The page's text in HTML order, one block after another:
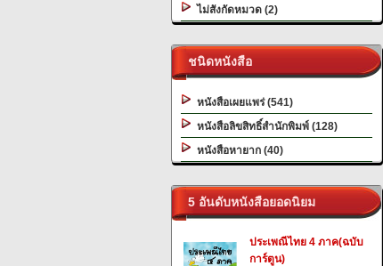
ไม่สังกัดหมวด (2)
ชนิดหนังสือ
หนังสือเผยแพร่ (541)
หนังสือลิขสิทธิ์สำนักพิมพ์ (128)
หนังสือหายาก (40)
5 อันดับหนังสือยอดนิยม
ประเพณีไทย 4 ภาค(ฉบับ
การ์ตูน)